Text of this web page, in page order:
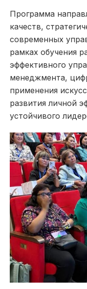
Программа
качеств,
современных
рамках обучения
эффективного
менеджмента,
применения
развития личной
устойчивого